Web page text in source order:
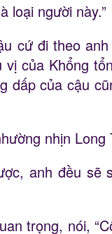
loại người này.”
cứ đi theo
của Khổng
dấp của cậu
nhịn Long
anh đều sẽ
trọng, nói,